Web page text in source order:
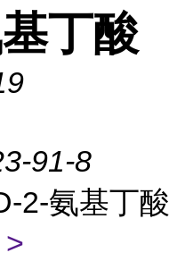
丁酸
91-8
2-氨基丁酸